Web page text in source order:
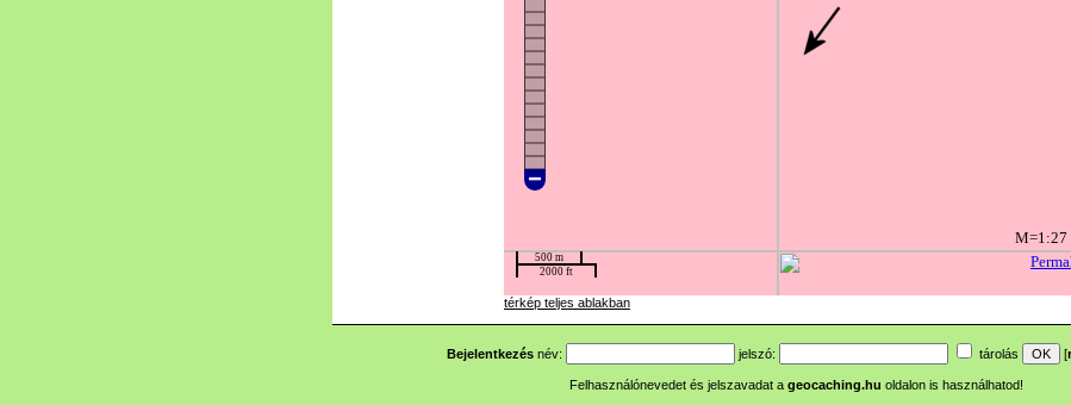
térkép teljes ablakban
Bejelentkezés név: jelszó: tárolás [
Felhasználónevedet és jelszavadat a geocaching.hu oldalon is használhatod!